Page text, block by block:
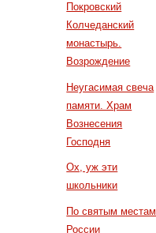
Покровский
Колчеданский
монастырь.
Возрождение
Неугасимая свеча
памяти. Храм
Вознесения
Господня
Ох, уж эти
школьники
По святым местам
России